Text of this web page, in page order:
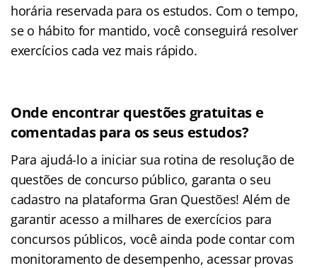
horária reservada para os estudos. Com o tempo,
se o hábito for mantido, você conseguirá resolver
exercícios cada vez mais rápido.
Onde encontrar questões gratuitas e
comentadas para os seus estudos?
Para ajudá-lo a iniciar sua rotina de resolução de
questões de concurso público, garanta o seu
cadastro na plataforma Gran Questões! Além de
garantir acesso a milhares de exercícios para
concursos públicos, você ainda pode contar com
monitoramento de desempenho, acessar provas